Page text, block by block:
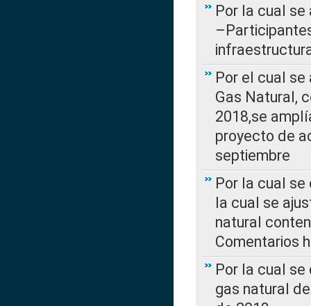
Por la cual se
Por el cual
Gas Natural,
2018,se
proyecto de
septiembre
Por la cual se
la cual se
natural
Comentarios
Por la cual
gas natural